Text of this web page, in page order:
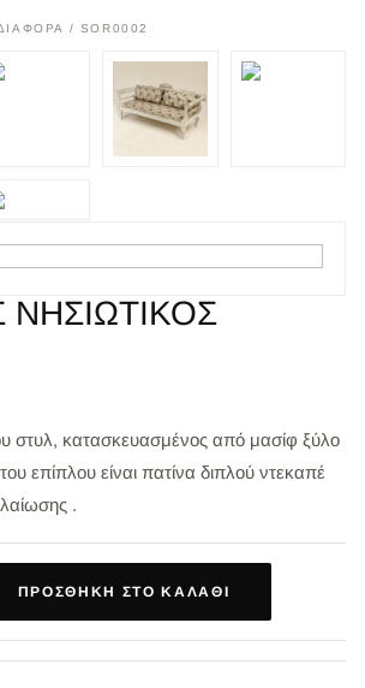
/ SOR0002
στυλ, κατασκευασμένος από μασίφ ξύλο
επίπλου είναι πατίνα διπλού ντεκαπέ
.
ΠΡΟΣΘΉΚΗ ΣΤΟ ΚΑΛΆΘΙ